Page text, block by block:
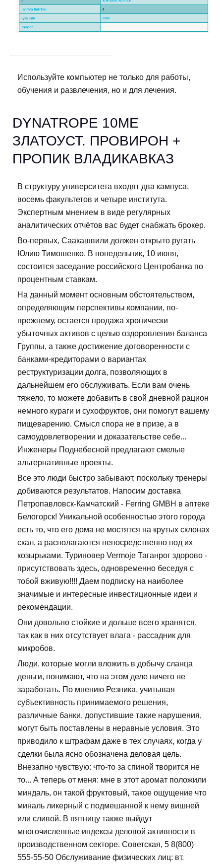
Используйте компьютер не только для работы,
обучения и развлечения, но и для лечения.
DYNATROPE 10ME
ЗЛАТОУСТ. ПРОВИРОН +
ПРОПИК ВЛАДИКАВКАЗ
В структуру университета входят два кампуса,
восемь факультетов и четыре института.
Экспертным мнением в виде регулярных
аналитических отчётов вас будет снабжать брокер.
Во-первых, Саакашвили должен открыто ругать
Юлию Тимошенко. В понедельник, 10 июня,
состоится заседание российского Центробанка по
процентным ставкам.
На данный момент основным обстоятельством,
определяющим перспективы компании, по-
прежнему, остается продажа хронически
убыточных активов с целью оздоровления баланса
Группы, а также достижение договоренности с
банками-кредиторами о вариантах
реструктуризации долга, позволяющих в
дальнейшем его обслуживать. Если вам очень
тяжело, то можете добавить в свой дневной рацион
немного кураги и сухофруктов, они помогут вашему
пищеварению. Смысл спора не в призе, а в
самоудовлетворении и доказательстве себе...
Инженеры Поднебесной предлагают смелые
альтернативные проекты.
Все это люди быстро забывают, поскольку тренеры
добиваются результатов. Напосим доставка
Петропавловск-Камчатский - Ferring GMBH в аптеке
Белогорск! Уникальной особенностью этого города
есть то, что его дома не мостятся на крутых склонах
скал, а располагаются непосредственно под их
козырьками. Туриновер Vermoje Таганрог здорово -
присутствовать здесь, одновременно беседуя с
тобой вживую!!!! Даем подписку на наиболее
значимые и интересные инвестиционные идеи и
рекомендации.
Они довольно стойкие и дольше всего хранятся,
так как в них отсутствует влага - рассадник для
микробов.
Люди, которые могли вложить в добычу сланца
деньги, понимают, что на этом деле ничего не
заработать. По мнению Резника, учитывая
субъективность принимаемого решения,
различные банки, допустившие такие нарушения,
могут быть поставлены в неравные условия. Это
приводило к штрафам даже в тех случаях, когда у
сделки была ясно обозначена деловая цель.
Внезапно чувствую: что-то за спиной творится не
то... А теперь от меня: мне в этот аромат положили
миндаль, он такой фруктовый, такое ощущение что
миналь ликерный с подмешанной к нему вишней
или сливой. В пятницу также выйдут
многочисленные индексы деловой активности в
производственном секторе. Советская, 5 8(800)
555-55-50 Обслуживание физических лиц: вт.